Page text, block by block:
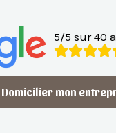
5/5 sur 40
Domicilier mon